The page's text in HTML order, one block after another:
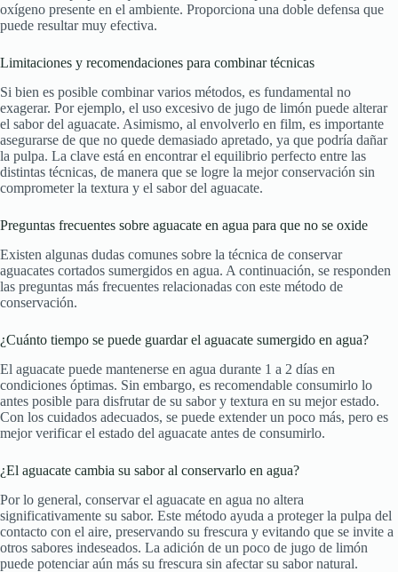
oxígeno presente en el ambiente. Proporciona una doble defensa que
puede resultar muy efectiva.
Limitaciones y recomendaciones para combinar técnicas
Si bien es posible combinar varios métodos, es fundamental no
exagerar. Por ejemplo, el uso excesivo de jugo de limón puede alterar
el sabor del aguacate. Asimismo, al envolverlo en film, es importante
asegurarse de que no quede demasiado apretado, ya que podría dañar
la pulpa. La clave está en encontrar el equilibrio perfecto entre las
distintas técnicas, de manera que se logre la mejor conservación sin
comprometer la textura y el sabor del aguacate.
Preguntas frecuentes sobre aguacate en agua para que no se oxide
Existen algunas dudas comunes sobre la técnica de conservar
aguacates cortados sumergidos en agua. A continuación, se responden
las preguntas más frecuentes relacionadas con este método de
conservación.
¿Cuánto tiempo se puede guardar el aguacate sumergido en agua?
El aguacate puede mantenerse en agua durante 1 a 2 días en
condiciones óptimas. Sin embargo, es recomendable consumirlo lo
antes posible para disfrutar de su sabor y textura en su mejor estado.
Con los cuidados adecuados, se puede extender un poco más, pero es
mejor verificar el estado del aguacate antes de consumirlo.
¿El aguacate cambia su sabor al conservarlo en agua?
Por lo general, conservar el aguacate en agua no altera
significativamente su sabor. Este método ayuda a proteger la pulpa del
contacto con el aire, preservando su frescura y evitando que se invite a
otros sabores indeseados. La adición de un poco de jugo de limón
puede potenciar aún más su frescura sin afectar su sabor natural.